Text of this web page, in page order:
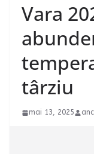
Vara
târziu
mai 13, 2025